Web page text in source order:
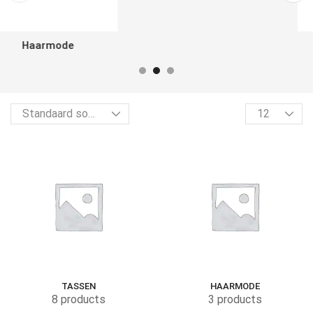
TASSEN
8 products
HAARMODE
3 products